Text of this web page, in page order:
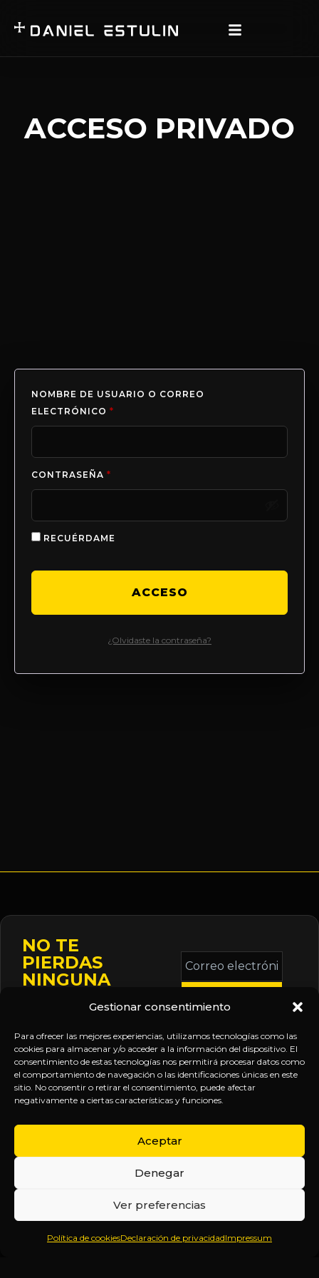
Gestionar consentimiento
Para ofrecer las mejores experiencias, utilizamos tecnologías como las
cookies para almacenar y/o acceder a la información del dispositivo. El
consentimiento de estas tecnologías nos permitirá procesar datos como
el comportamiento de navegación o las identificaciones únicas en este
sitio. No consentir o retirar el consentimiento, puede afectar
negativamente a ciertas características y funciones.
Aceptar
Denegar
Ver preferencias
Política de cookiesDeclaración de privacidadImpressum
ACCESO PRIVADO
NOMBRE DE USUARIO O CORREO
ELECTRÓNICO *
CONTRASEÑA *
RECUÉRDAME
ACCESO
¿Olvidaste la contraseña?
NO TE
PIERDAS
NINGUNA
Mantente informado
sobre la agenda de
eventos, nuevas
publicaciones y
actualizaciones de tu
suscripción.
Correo
electrónico
*
Inicio
Sobre
Política
de
SÍGUENOS